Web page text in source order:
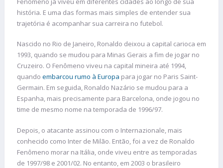
história. E uma das formas mais simples de entender sua
trajetória é acompanhar sua carreira no futebol.
Nascido no Rio de Janeiro, Ronaldo deixou a capital carioca em
1993, quando se mudou para Minas Gerais a fim de jogar no
Cruzeiro. O Fenômeno viveu na capital mineira até 1994,
quando embarcou rumo à Europa para jogar no Paris Saint-
Germain. Em seguida, Ronaldo Nazário se mudou para a
Espanha, mais precisamente para Barcelona, onde jogou no
time de mesmo nome na temporada de 1996/97.
Depois, o atacante assinou com o Internazionale, mais
conhecido como Inter de Milão. Então, foi a vez de Ronaldo
Fenômeno morar na Itália, onde viveu entre as temporadas
de 1997/98 e 2001/02. No entanto, em 2003 o brasileiro